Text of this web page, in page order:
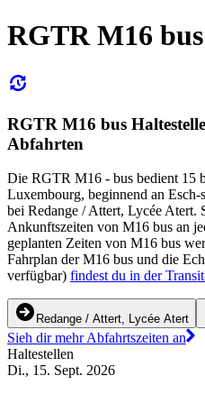
RGTR M16 bus
RGTR M16 bus
Abfahrten
Die RGTR M16 - bus bedient 15
Luxembourg, beginnend an
bei Redange / Attert, Lycée Atert.
Ankunftszeiten von M16 bus an
geplanten Zeiten von M16 bus
Fahrplan der M16 bus und die
verfügbar) findest du in der
Redange / Attert, Lycée Atert
Sieh dir mehr Abfahrtszeiten an
Haltestellen
Di., 15. Sept. 2026